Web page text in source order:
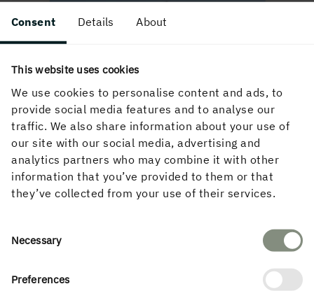
Consent Details About
This website uses cookies
We use cookies to personalise content and ads, to
provide social media features and to analyse our
traffic. We also share information about your use of
our site with our social media, advertising and
analytics partners who may combine it with other
information that you’ve provided to them or that
they’ve collected from your use of their services.
Consent
Necessary
Preferences
Skalles väg, Norrköping